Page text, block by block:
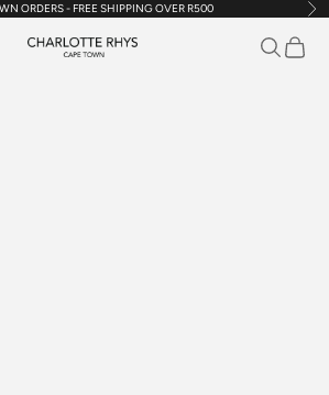
ORDERS - FREE SHIPPING OVER R500
Charlotte Rhys SA Search
Cart